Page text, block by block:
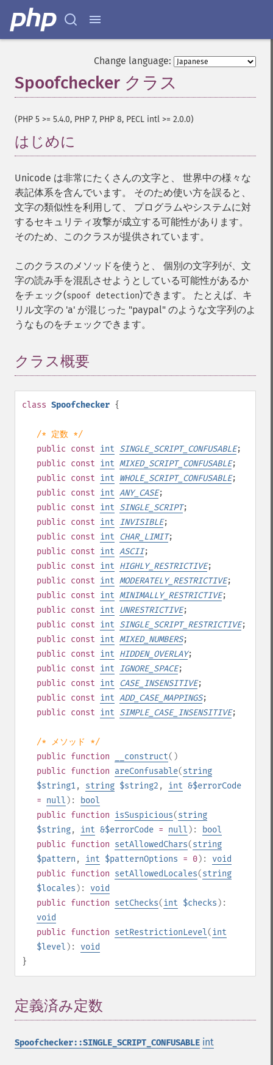
Change language:
Spoofchecker クラス
(PHP 5 >= 5.4.0, PHP 7, PHP 8, PECL intl >= 2.0.0)
はじめに
Unicode は非常にたくさんの文字と、 世界中の様々な
表記体系を含んでいます。 そのため使い方を誤ると、
文字の類似性を利用して、 プログラムやシステムに対
するセキュリティ攻撃が成立する可能性があります。
そのため、このクラスが提供されています。
このクラスのメソッドを使うと、 個別の文字列が、文
字の読み手を混乱させようとしている可能性があるか
をチェック(spoof detection)できます。 たとえば、キ
リル文字の 'а' が混じった "pаypаl" のような文字列のよ
うなものをチェックできます。
クラス概要
class Spoofchecker {
/* 定数 */
public const int SINGLE_SCRIPT_CONFUSABLE;
public const int MIXED_SCRIPT_CONFUSABLE;
public const int WHOLE_SCRIPT_CONFUSABLE;
public const int ANY_CASE;
public const int SINGLE_SCRIPT;
public const int INVISIBLE;
public const int CHAR_LIMIT;
public const int ASCII;
public const int HIGHLY_RESTRICTIVE;
public const int MODERATELY_RESTRICTIVE;
public const int MINIMALLY_RESTRICTIVE;
public const int UNRESTRICTIVE;
public const int SINGLE_SCRIPT_RESTRICTIVE;
public const int MIXED_NUMBERS;
public const int HIDDEN_OVERLAY;
public const int IGNORE_SPACE;
public const int CASE_INSENSITIVE;
public const int ADD_CASE_MAPPINGS;
public const int SIMPLE_CASE_INSENSITIVE;
/* メソッド */
public function __construct()
public function areConfusable(string
$string1, string $string2 , int &$errorCode
= null ):
bool
public function isSuspicious(string
$string, int &$errorCode = null ):
bool
public function setAllowedChars(string
$pattern , int $patternOptions = 0): void
public function setAllowedLocales(string
$locales ): void
public function setChecks(int $checks ):
void
public function setRestrictionLevel(int
$level ): void
}
定義済み定数
Spoofchecker::SINGLE_SCRIPT_CONFUSABLE int